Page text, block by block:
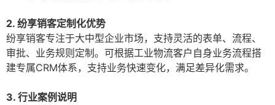
2. 纷享销客定制化优势
纷享销客专注于大中型企业市场，支持灵活的表单、流程、
审批、业务规则定制。可根据工业物流客户自身业务流程搭
建专属CRM体系，支持业务快速变化，满足差异化需求。
3. 行业案例说明